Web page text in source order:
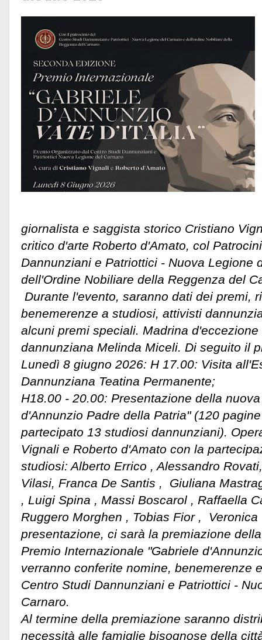
giornalista e saggista storico Cristiano
critico d'arte Roberto d'Amato, col
Dannunziani e Patriottici - Nuova Legione
dell'Ordine Nobiliare della Reggenza del
Durante l'evento, saranno dati dei premi,
benemerenze a studiosi, attivisti
alcuni premi speciali. Madrina
dannunziana Melinda Miceli. Di seguito il
Lunedì 8 giugno 2026: H 17.00: Visita
Dannunziana Teatina Permanente;
H18.00 - 20.00: Presentazione della
d'Annunzio Padre della Patria" (120
partecipato 13 studiosi dannunziani).
Vignali e Roberto d'Amato con la
studiosi: Alberto Errico , Alessandro
Vilasi, Franca De Santis , Giuliana
, Luigi Spina , Massi Boscarol , Raffaella
Ruggero Morghen , Tobias Fior ,
presentazione, ci sarà la premiazione
Premio Internazionale "Gabriele
verranno conferite nomine, benemerenze
Centro Studi Dannunziani e Patriottici -
Carnaro.
Al termine della premiazione saranno
necessità alle famiglie bisognose della